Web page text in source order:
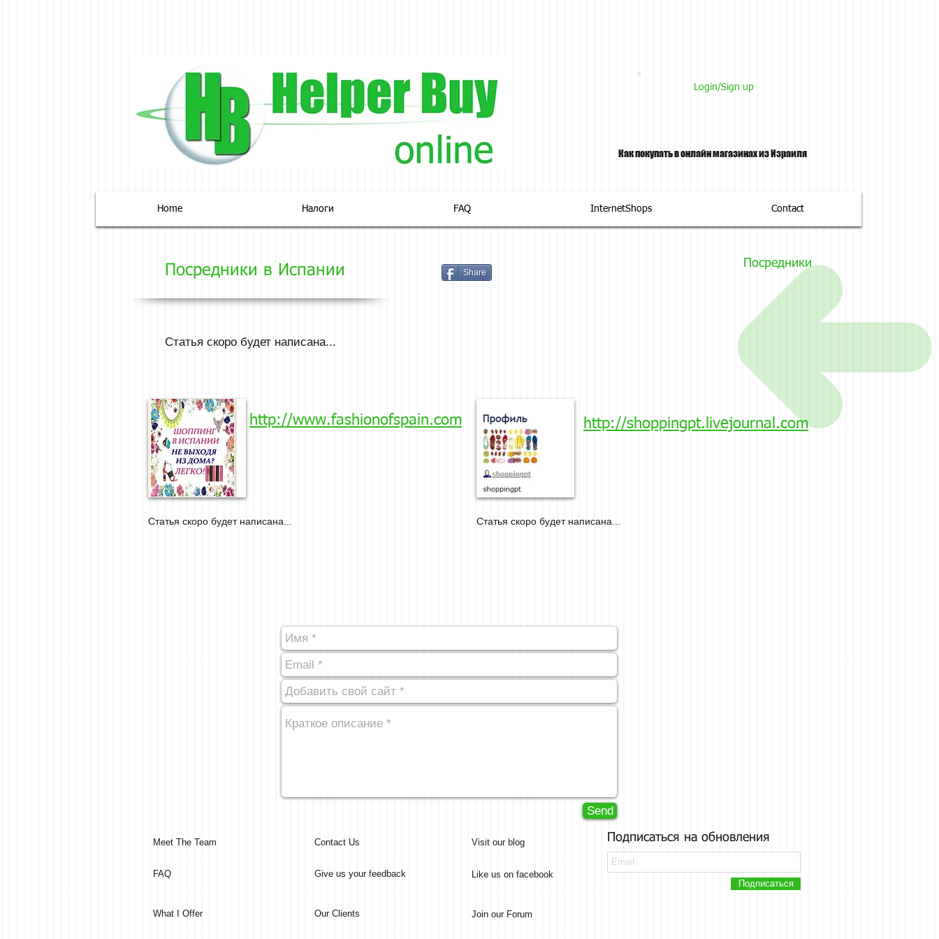
Login/Sign up
Как покупать в онлайн магазинах из Израиля
Home Налоги FAQ InternetShops Contact
Посредники в Испании
Статья скоро будет написана...
Посредники
Share
http://www.fashionofspain.com
Статья скоро будет написана...
http://shoppingpt.livejournal.com
Статья скоро будет написана...
Send
Meet The Team
FAQ
What I Offer
Contact Us
Give us your feedback
Our Clients
Visit our blog
Like us on facebook
Join our Forum
Подписаться на обновления
Подписаться